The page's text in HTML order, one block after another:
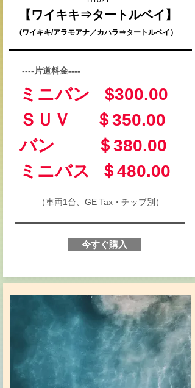
【ワイキキ⇒タートルベイ】
(ワイキキ/アラモアナ／カハラ⇒タートルベイ）
----片道料金----
ミニバン $300.00
ＳＵＶ ＄350.00
バン ＄380.00
​ミニバス ＄480.00
（車両1台、GE Tax・チップ別）
今すぐ購入